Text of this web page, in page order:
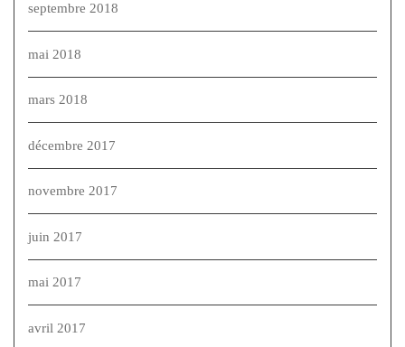
septembre 2018
mai 2018
mars 2018
décembre 2017
novembre 2017
juin 2017
mai 2017
avril 2017